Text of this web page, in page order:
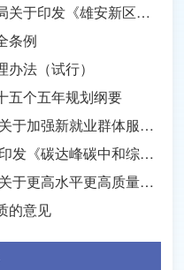
河北雄安新区建设和交通管理局关于印发《雄安新区建设工程施工许可管理暂行办法》的通知
条例
法（试行）
五个五年规划纲要
中共中央办公厅 国务院办公厅关于加强新就业群体服务管理的意见
中共中央办公厅 国务院办公厅印发《碳达峰碳中和综合评价考核办法》
中共中央办公厅 国务院办公厅关于更高水平更高质量做好节能降碳工作的意见
的意见